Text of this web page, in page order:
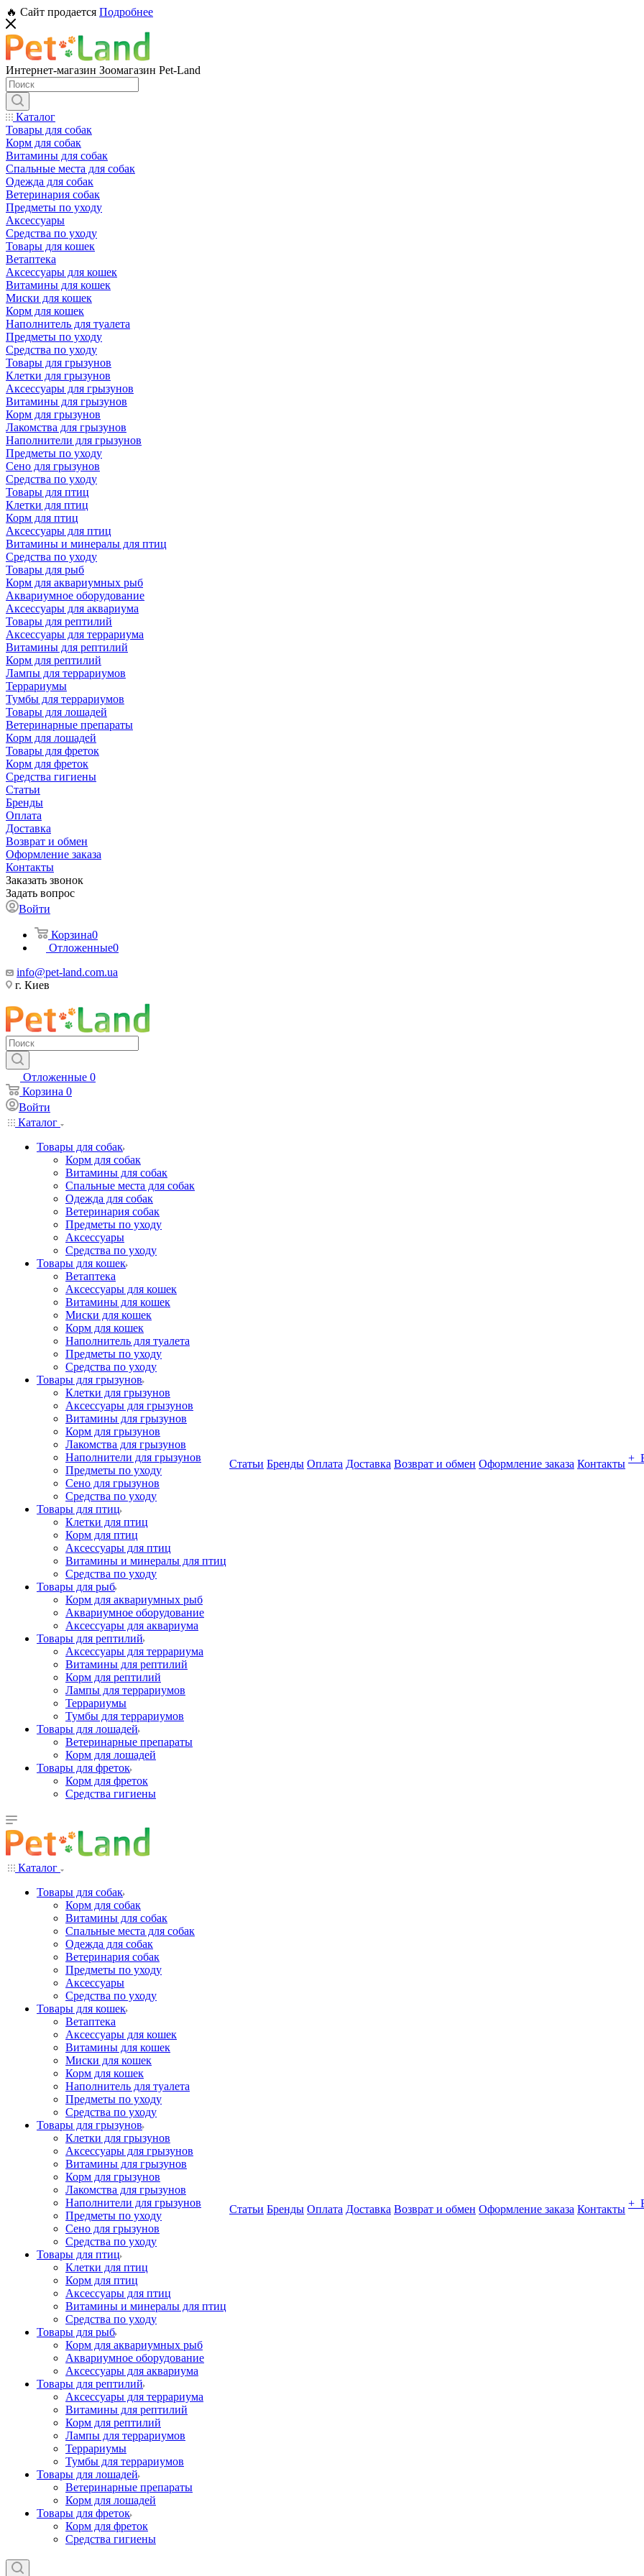
🔥 Сайт продается Подробнее
Интернет-магазин Зоомагазин Pet-Land
Каталог
Товары для собак
Корм для собак
Витамины для собак
Спальные места для собак
Одежда для собак
Ветеринария собак
Предметы по уходу
Аксессуары
Средства по уходу
Товары для кошек
Ветаптека
Аксессуары для кошек
Витамины для кошек
Миски для кошек
Корм для кошек
Наполнитель для туалета
Предметы по уходу
Средства по уходу
Товары для грызунов
Клетки для грызунов
Аксессуары для грызунов
Витамины для грызунов
Корм для грызунов
Лакомства для грызунов
Наполнители для грызунов
Предметы по уходу
Сено для грызунов
Средства по уходу
Товары для птиц
Клетки для птиц
Корм для птиц
Аксессуары для птиц
Витамины и минералы для птиц
Средства по уходу
Товары для рыб
Корм для аквариумных рыб
Аквариумное оборудование
Аксессуары для аквариума
Товары для рептилий
Аксессуары для террариума
Витамины для рептилий
Корм для рептилий
Лампы для террариумов
Террариумы
Тумбы для террариумов
Товары для лошадей
Ветеринарные препараты
Корм для лошадей
Товары для фреток
Корм для фреток
Средства гигиены
Статьи
Бренды
Оплата
Доставка
Возврат и обмен
Оформление заказа
Контакты
Заказать звонок
Задать вопрос
Войти
Корзина0
Отложенные0
info@pet-land.com.ua
г. Киев
Отложенные 0
Корзина 0
Войти
Каталог
Товары для собак
Корм для собак
Витамины для собак
Спальные места для собак
Одежда для собак
Ветеринария собак
Предметы по уходу
Аксессуары
Средства по уходу
Товары для кошек
Ветаптека
Аксессуары для кошек
Витамины для кошек
Миски для кошек
Корм для кошек
Наполнитель для туалета
Предметы по уходу
Средства по уходу
Товары для грызунов
Клетки для грызунов
Аксессуары для грызунов
Витамины для грызунов
Корм для грызунов
Лакомства для грызунов
Наполнители для грызунов
Предметы по уходу
Сено для грызунов
Средства по уходу
Товары для птиц
Клетки для птиц
Корм для птиц
Аксессуары для птиц
Витамины и минералы для птиц
Средства по уходу
Товары для рыб
Корм для аквариумных рыб
Аквариумное оборудование
Аксессуары для аквариума
Товары для рептилий
Аксессуары для террариума
Витамины для рептилий
Корм для рептилий
Лампы для террариумов
Террариумы
Тумбы для террариумов
Товары для лошадей
Ветеринарные препараты
Корм для лошадей
Товары для фреток
Корм для фреток
Средства гигиены
Статьи Бренды Оплата Доставка Возврат и обмен Оформление заказа Контакты +
Каталог
Товары для собак
Корм для собак
Витамины для собак
Спальные места для собак
Одежда для собак
Ветеринария собак
Предметы по уходу
Аксессуары
Средства по уходу
Товары для кошек
Ветаптека
Аксессуары для кошек
Витамины для кошек
Миски для кошек
Корм для кошек
Наполнитель для туалета
Предметы по уходу
Средства по уходу
Товары для грызунов
Клетки для грызунов
Аксессуары для грызунов
Витамины для грызунов
Корм для грызунов
Лакомства для грызунов
Наполнители для грызунов
Предметы по уходу
Сено для грызунов
Средства по уходу
Товары для птиц
Клетки для птиц
Корм для птиц
Аксессуары для птиц
Витамины и минералы для птиц
Средства по уходу
Товары для рыб
Корм для аквариумных рыб
Аквариумное оборудование
Аксессуары для аквариума
Товары для рептилий
Аксессуары для террариума
Витамины для рептилий
Корм для рептилий
Лампы для террариумов
Террариумы
Тумбы для террариумов
Товары для лошадей
Ветеринарные препараты
Корм для лошадей
Товары для фреток
Корм для фреток
Средства гигиены
Статьи Бренды Оплата Доставка Возврат и обмен Оформление заказа Контакты +